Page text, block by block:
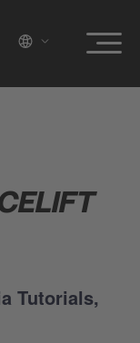
Tutorials,